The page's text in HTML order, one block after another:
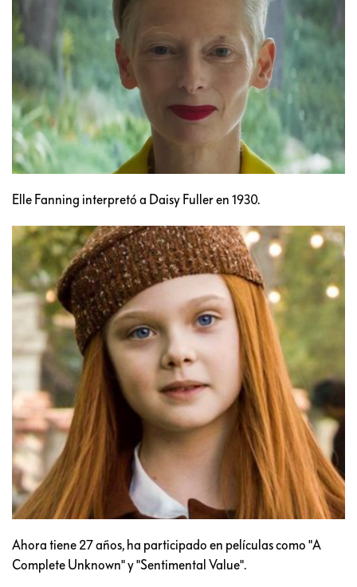
Elle Fanning interpretó a Daisy Fuller en 1930.
Ahora tiene 27 años, ha participado en películas como "A
Complete Unknown" y "Sentimental Value".